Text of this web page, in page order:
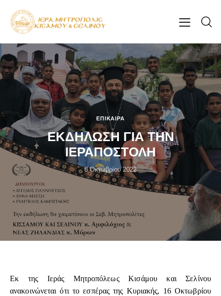
ΕΠΊΚΑΙΡΑ
ΕΚΔΗΛΩΣΗ ΓΙΑ ΤΗΝ
ΙΕΡΑΠΟΣΤΟΛΗ
8 Οκτωβρίου 2022
Εκ της Ιεράς Μητροπόλεως Κισάμου και Σελίνου
ανακοινώνεται ότι το εσπέρας της Κυριακής, 16 Οκτωβρίου